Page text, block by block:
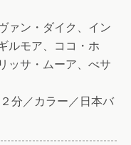
ァン・ダイク、イン
ルモア、ココ・ホ
ッサ・ムーア、べサ
分／カラー／日本バ